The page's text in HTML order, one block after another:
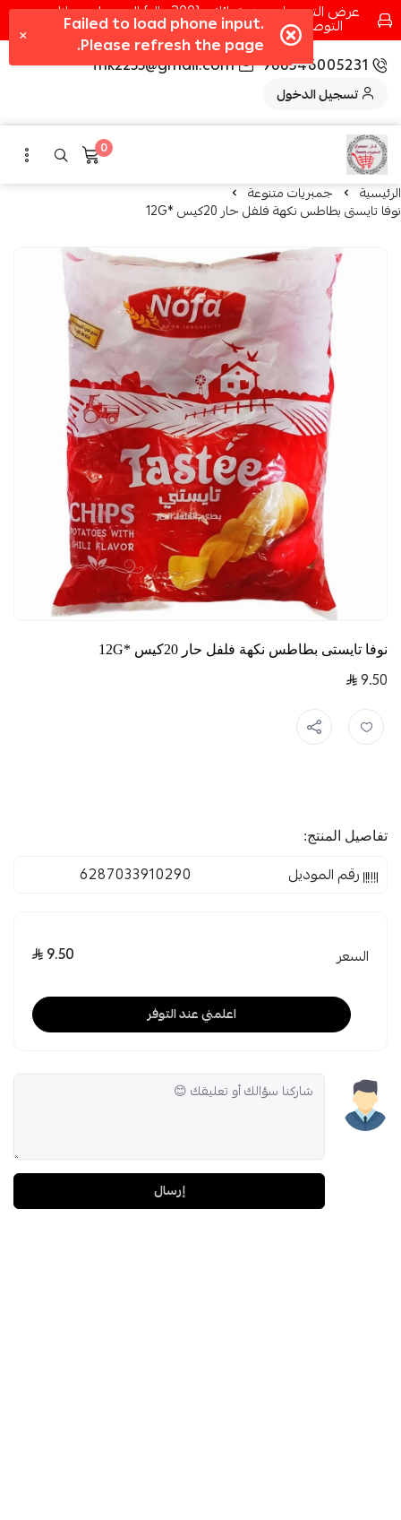
عرض التوصيل عند شرائك بـ{200ريال} التوصيل مجانا
التوصيل في مكه فقط كل اسبوع اصناف جديدة
966546005231
fhk2255@gmail.com
تسجيل الدخول
0
الرئيسية جمبريات متنوعة
نوفا تايستى بطاطس نكهة فلفل حار 20كيس *12G
نوفا تايستى بطاطس نكهة فلفل حار 20كيس *12G
9.50
تفاصيل المنتج:
رقم الموديل 6287033910290
السعر 9.50
اعلمني عند التوفر
إرسال